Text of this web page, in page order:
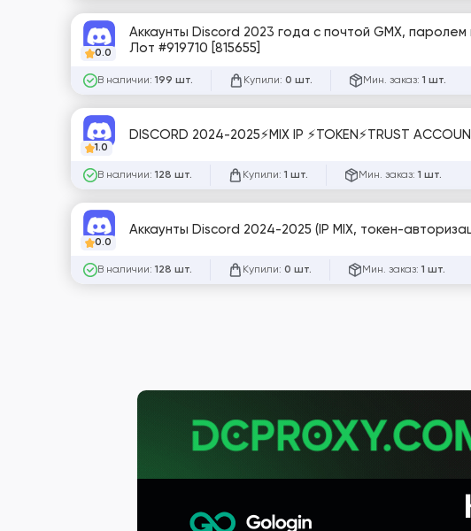
0.0
Аккаунты Discord 2023 года с почтой GMX,
Лот #919710 [815655]
В наличии: 199 шт. Купили: 0 шт. Мин. заказ: 1 шт.
1.0
DISCORD 2024-2025⚡MIX IP ⚡TOKEN⚡TRUST
В наличии: 128 шт. Купили: 1 шт. Мин. заказ: 1 шт.
0.0
Аккаунты Discord 2024-2025 (IP MIX, токен-
В наличии: 128 шт. Купили: 0 шт. Мин. заказ: 1 шт.